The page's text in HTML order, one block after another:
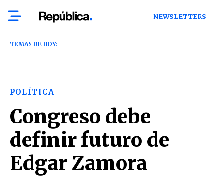
NEWSLETTERS
TEMAS DE HOY:
POLÍTICA
Congreso debe
definir futuro de
Edgar Zamora